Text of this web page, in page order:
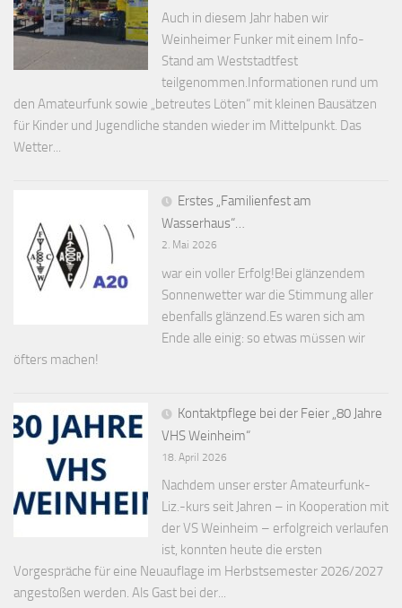
Auch in diesem Jahr haben wir
Weinheimer Funker mit einem Info-
Stand am Weststadtfest
teilgenommen.Informationen rund um
den Amateurfunk sowie „betreutes Löten“ mit kleinen Bausätzen
für Kinder und Jugendliche standen wieder im Mittelpunkt. Das
Wetter...
Erstes „Familienfest am
Wasserhaus“…
2. Mai 2026
war ein voller Erfolg!Bei glänzendem
Sonnenwetter war die Stimmung aller
ebenfalls glänzend.Es waren sich am
Ende alle einig: so etwas müssen wir
öfters machen!
Kontaktpflege bei der Feier „80 Jahre
VHS Weinheim“
18. April 2026
Nachdem unser erster Amateurfunk-
Liz.-kurs seit Jahren – in Kooperation mit
der VS Weinheim – erfolgreich verlaufen
ist, konnten heute die ersten
Vorgespräche für eine Neuauflage im Herbstsemester 2026/2027
angestoßen werden. Als Gast bei der...